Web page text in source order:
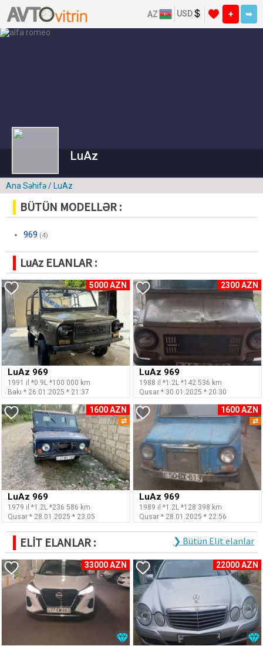
AZ USD + ➥
LuAz
Ana Səhifə/ LuAz
BÜTÜN MODELLƏR :
969 (4)
LuAz ELANLAR :
5000 AZN
LuAz 969
1991 il *0.9L *100 000 km
Bakı * 26.01.2025 * 21:37
2300 AZN
LuAz 969
1988 il *1.2L *142 536 km
Qusar * 30.01.2025 * 20:30
1600 AZN
⇄
LuAz 969
1979 il *1.2L *236 586 km
Qusar * 28.01.2025 * 23:05
1600 AZN
⇄
LuAz 969
1989 il *1.2L *128 398 km
Qusar * 28.01.2025 * 22:56
ELİT ELANLAR : ❯ Bütün Elit elanlar
33000 AZN 22000 AZN